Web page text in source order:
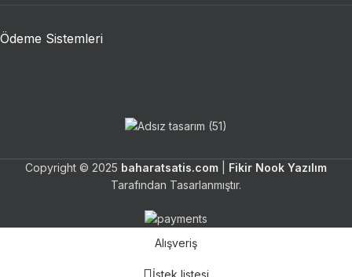
Ödeme Sistemleri
Copyright © 2025 baharatsatis.com
Fikir Nook Yazılım
Tarafından Tasarlanmıştır.
Alışveriş
İstek listesi